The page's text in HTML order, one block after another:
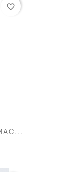
favorite_border